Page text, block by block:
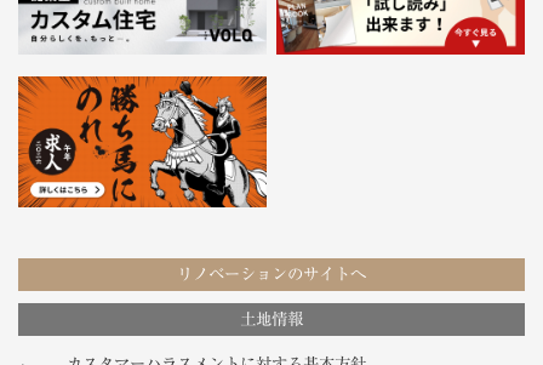
リノベーションのサイトへ
土地情報